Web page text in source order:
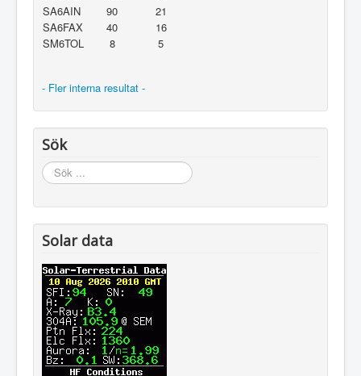
SA6AIN
90
21
SA6FAX
40
16
SM6TOL
8 5
- Fler interna resultat -
Sök
Sök
...
Solar data